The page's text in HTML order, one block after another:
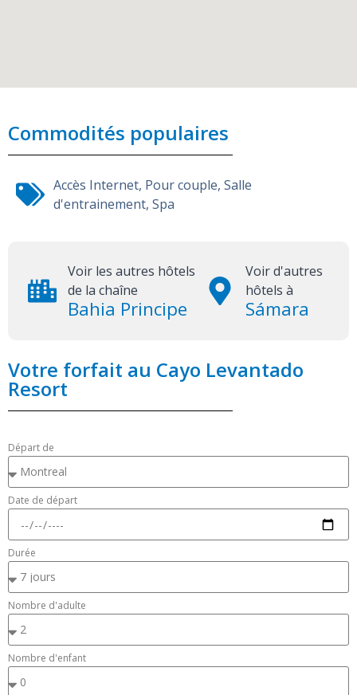
Commodités populaires
Accès Internet, Pour couple, Salle
d'entrainement, Spa
Voir les autres hôtels
de la chaîne
Bahia Principe
Voir d'autres
hôtels à
Sámara
Votre forfait au Cayo Levantado
Resort
Départ de
Date de départ
Durée
Nombre d'adulte
Nombre d'enfant